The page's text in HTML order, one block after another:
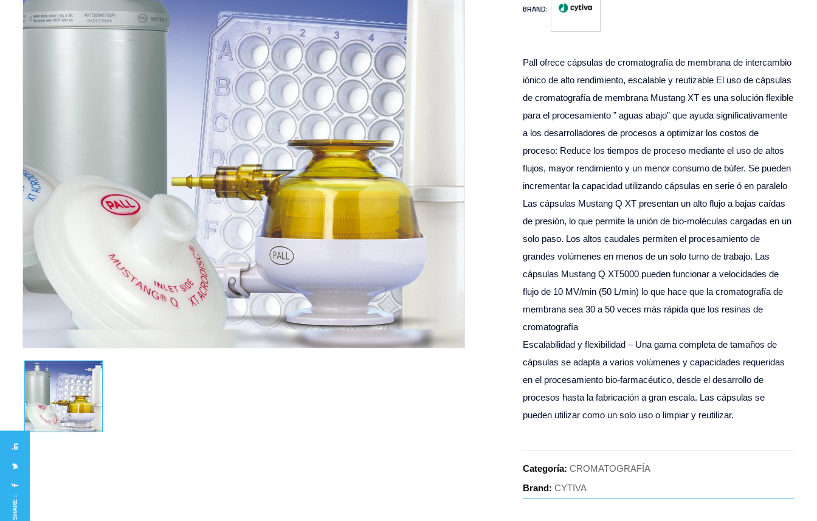
BRAND:
Pall ofrece cápsulas de cromatografía de membrana de intercambio
iónico de alto rendimiento, escalable y reutizable El uso de cápsulas
de cromatografía de membrana Mustang XT es una solución flexible
para el procesamiento ” aguas abajo” que ayuda significativamente
a los desarrolladores de procesos a optimizar los costos de
proceso: Reduce los tiempos de proceso mediante el uso de altos
flujos, mayor rendimiento y un menor consumo de búfer. Se pueden
incrementar la capacidad utilizando cápsulas en serie ó en paralelo
Las cápsulas Mustang Q XT presentan un alto flujo a bajas caídas
de presión, lo que permite la unión de bio-moléculas cargadas en un
solo paso. Los altos caudales permiten el procesamiento de
grandes volúmenes en menos de un solo turno de trabajo. Las
cápsulas Mustang Q XT5000 pueden funcionar a velocidades de
flujo de 10 MV/min (50 L/min) lo que hace que la cromatografía de
membrana sea 30 a 50 veces más rápida que los resinas de
cromatografía
Escalabilidad y flexibilidad – Una gama completa de tamaños de
cápsulas se adapta a varios volúmenes y capacidades requeridas
en el procesamiento bio-farmacéutico, desde el desarrollo de
procesos hasta la fabricación a gran escala. Las cápsulas se
pueden utilizar como un solo uso o limpiar y reutilizar.
Categoría:CROMATOGRAFÍA
Brand:CYTIVA
SHARE :